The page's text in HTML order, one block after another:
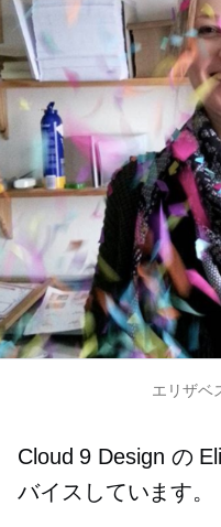
エリザベ
Cloud 9 Design の
バイスしています。